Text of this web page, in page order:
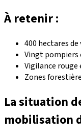
À retenir :
400 hectares
Vingt
Vigilance rouge
Zones
La situation
mobilisation